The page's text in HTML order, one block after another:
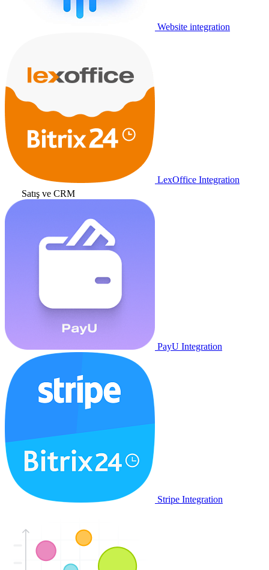
Website integration
LexOffice Integration
Satış ve CRM
PayU Integration
Stripe Integration